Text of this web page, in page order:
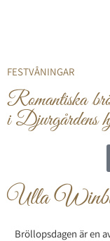
FESTVÅNINGAR
Romantiska
i Djurgårdens
Ulla
Bröllopsdagen är en